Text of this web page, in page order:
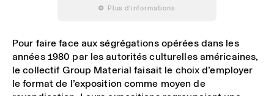
 Plus d’informations
Pour faire face aux ségrégations opérées dans les
années 1980 par les autorités culturelles américaines,
le collectif Group Material faisait le choix d’employer
le format de l’exposition comme moyen de